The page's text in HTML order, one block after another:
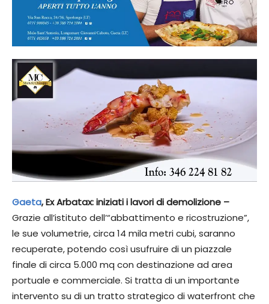
Gaeta, Ex Arbatax: iniziati i lavori di demolizione –
Grazie all’istituto dell’“abbattimento e ricostruzione”,
le sue volumetrie, circa 14 mila metri cubi, saranno
recuperate, potendo così usufruire di un piazzale
finale di circa 5.000 mq con destinazione ad area
portuale e commerciale. Si tratta di un importante
intervento su di un tratto strategico di waterfront che